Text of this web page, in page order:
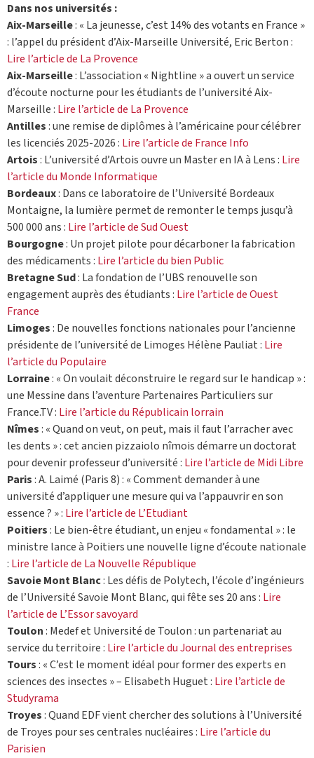
Dans nos universités :
Aix-Marseille: « La jeunesse, c’est 14% des votants en France »
: l’appel du président d’Aix-Marseille Université, Eric Berton :
Lire l’article de La Provence
Aix-Marseille: L’association « Nightline » a ouvert un service
d’écoute nocturne pour les étudiants de l’université Aix-
Marseille : Lire l’article de La Provence
Antilles: une remise de diplômes à l’américaine pour célébrer
les licenciés 2025-2026 : Lire l’article de France Info
Artois: L’université d’Artois ouvre un Master en IA à Lens : Lire
l’article du Monde Informatique
Bordeaux: Dans ce laboratoire de l’Université Bordeaux
Montaigne, la lumière permet de remonter le temps jusqu’à
500 000 ans : Lire l’article de Sud Ouest
Bourgogne: Un projet pilote pour décarboner la fabrication
des médicaments : Lire l’article du bien Public
Bretagne Sud: La fondation de l’UBS renouvelle son
engagement auprès des étudiants : Lire l’article de Ouest
France
Limoges: De nouvelles fonctions nationales pour l’ancienne
présidente de l’université de Limoges Hélène Pauliat : Lire
l’article du Populaire
Lorraine: « On voulait déconstruire le regard sur le handicap » :
une Messine dans l’aventure Partenaires Particuliers sur
France.TV : Lire l’article du Républicain lorrain
Nîmes: « Quand on veut, on peut, mais il faut l’arracher avec
les dents » : cet ancien pizzaiolo nîmois démarre un doctorat
pour devenir professeur d’université : Lire l’article de Midi Libre
Paris: A. Laimé (Paris 8) : « Comment demander à une
université d’appliquer une mesure qui va l’appauvrir en son
essence ? » : Lire l’article de L’Etudiant
Poitiers: Le bien-être étudiant, un enjeu « fondamental » : le
ministre lance à Poitiers une nouvelle ligne d’écoute nationale
: Lire l’article de La Nouvelle République
Savoie Mont Blanc: Les défis de Polytech, l’école d’ingénieurs
de l’Université Savoie Mont Blanc, qui fête ses 20 ans : Lire
l’article de L’Essor savoyard
Toulon: Medef et Université de Toulon : un partenariat au
service du territoire : Lire l’article du Journal des entreprises
Tours: « C’est le moment idéal pour former des experts en
sciences des insectes » – Elisabeth Huguet : Lire l’article de
Studyrama
Troyes: Quand EDF vient chercher des solutions à l’Université
de Troyes pour ses centrales nucléaires : Lire l’article du
Parisien